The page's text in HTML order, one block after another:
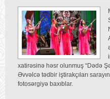
xatirəsinə həsr olunmuş “Dədə
Əvvəlcə tədbir iştirakçıları
fotosərgiyə baxıblar.